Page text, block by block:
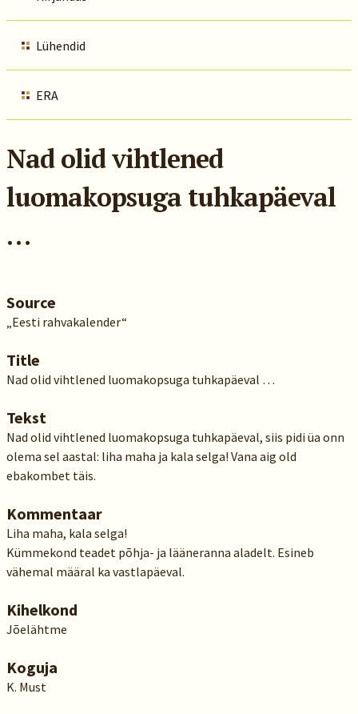
Lühendid
ERA
Nad olid vihtlened
luomakopsuga tuhkapäeval
…
Source
„Eesti rahvakalender“
Title
Nad olid vihtlened luomakopsuga tuhkapäeval …
Tekst
Nad olid vihtlened luomakopsuga tuhkapäeval, siis pidi üa onn
olema sel aastal: liha maha ja kala selga! Vana aig old
ebakombet täis.
Kommentaar
Liha maha, kala selga!
Kümmekond teadet põhja- ja lääneranna aladelt. Esineb
vähemal määral ka vastlapäeval.
Kihelkond
Jõelähtme
Koguja
K. Must